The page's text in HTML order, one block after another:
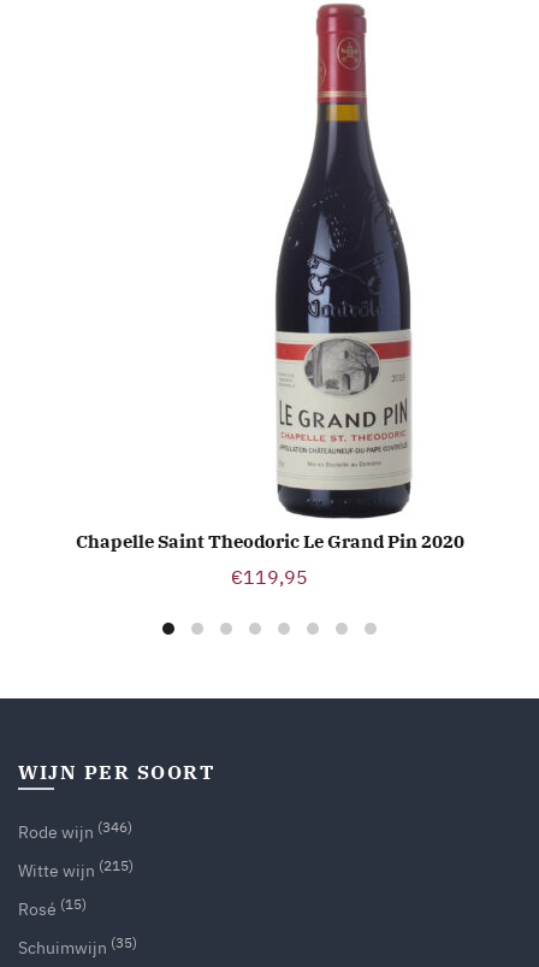
TOEVOEGEN AAN WINKELWAGEN
Chapelle Saint Theodoric Le Grand Pin 2020
€119,95
WIJN PER SOORT
Rode wijn (346)
Witte wijn (215)
Rosé (15)
Schuimwijn (35)